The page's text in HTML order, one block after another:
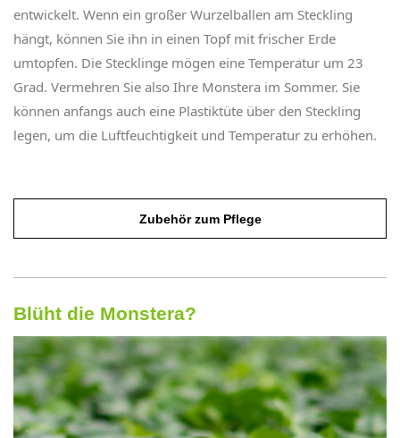
entwickelt. Wenn ein großer Wurzelballen am Steckling
hängt, können Sie ihn in einen Topf mit frischer Erde
umtopfen. Die Stecklinge mögen eine Temperatur um 23
Grad. Vermehren Sie also Ihre Monstera im Sommer. Sie
können anfangs auch eine Plastiktüte über den Steckling
legen, um die Luftfeuchtigkeit und Temperatur zu erhöhen.
Zubehör zum Pflege
Blüht die Monstera?